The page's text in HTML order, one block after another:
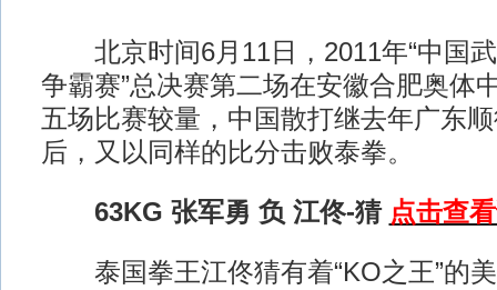
北京时间6月11日，2011年“中国
争霸赛”总决赛第二场在安徽合肥奥体
五场比赛较量，中国散打继去年广东
后，又以同样的比分击败泰拳。
63KG 张军勇 负 江佟-猜 点击查
泰国拳王江佟猜有着“KO之王”的